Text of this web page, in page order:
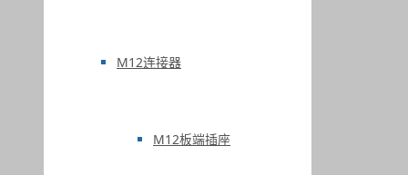
M12连接器
M12板端插座